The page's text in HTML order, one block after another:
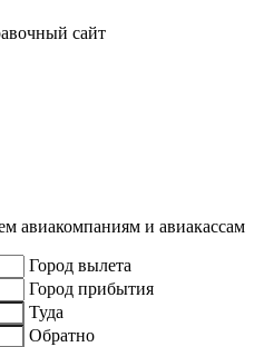
сайт
авиакомпаниям и авиакассам
Город вылета
Город прибытия
Туда
Обратно